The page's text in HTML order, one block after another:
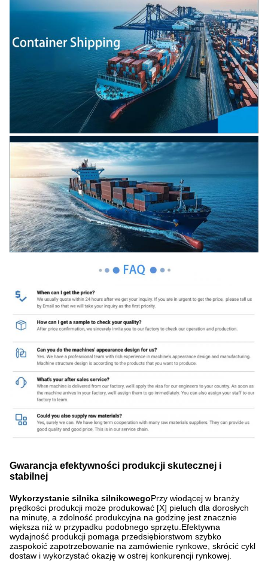
Gwarancja efektywności produkcji skutecznej i
stabilnej
Wykorzystanie silnika silnikowegoPrzy wiodącej w branży
prędkości produkcji może produkować [X] pieluch dla dorosłych
na minutę, a zdolność produkcyjna na godzinę jest znacznie
większa niż w przypadku podobnego sprzętu.Efektywna
wydajność produkcji pomaga przedsiębiorstwom szybko
zaspokoić zapotrzebowanie na zamówienie rynkowe, skrócić cykl
dostaw i wykorzystać okazję w ostrej konkurencji rynkowej.